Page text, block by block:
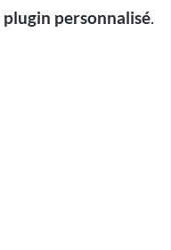
plugin personnalisé.